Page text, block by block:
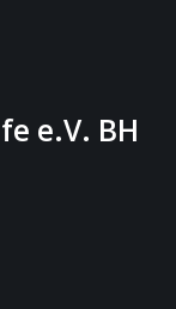
e.V. BH